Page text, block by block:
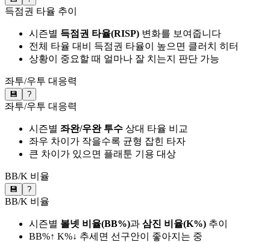
득점권 타율 추이
시즌별 득점권 타율(RISP) 변화를 보여줍니다
전체 타율 대비 득점권 타율이 높으면 클러치 히터
상황이 중요할 때 얼마나 잘 치는지 판단 가능
좌투/우투 대응력
💾 ?
좌투/우투 대응력
시즌별 좌완/우완 투수 상대 타율 비교
좌우 차이가 작을수록 균형 잡힌 타자
큰 차이가 있으면 플래툰 기용 대상
BB/K 비율
💾 ?
BB/K 비율
시즌별 볼넷 비율(BB%)과 삼진 비율(K%) 추이
BB%↑ K%↓ 추세면 선구안이 좋아지는 중